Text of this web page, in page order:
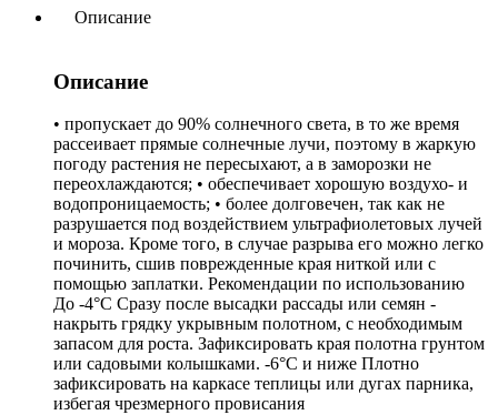
Описание
Описание
• пропускает до 90% солнечного света, в то же время
рассеивает прямые солнечные лучи, поэтому в жаркую
погоду растения не пересыхают, а в заморозки не
переохлаждаются; • обеспечивает хорошую воздухо- и
водопроницаемость; • более долговечен, так как не
разрушается под воздействием ультрафиолетовых лучей
и мороза. Кроме того, в случае разрыва его можно легко
починить, сшив поврежденные края ниткой или с
помощью заплатки. Рекомендации по использованию
До -4°C Сразу после высадки рассады или семян -
накрыть грядку укрывным полотном, с необходимым
запасом для роста. Зафиксировать края полотна грунтом
или садовыми колышками. -6°C и ниже Плотно
зафиксировать на каркасе теплицы или дугах парника,
избегая чрезмерного провисания